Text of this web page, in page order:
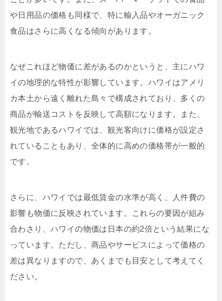
や日用品の価格も同様で、特に輸入品やオーガニック
食品はさらに高くなる傾向があります。
なぜこれほど物価に差があるのかというと、主にハワ
イの地理的な特性が影響しています。ハワイはアメリ
カ本土から遠く離れた島々で構成されており、多くの
商品が輸送コストを反映して高額になります。また、
観光地であるハワイでは、観光客向けに価格が設定さ
れていることもあり、全体的に高めの価格帯が一般的
です。
さらに、ハワイでは最低賃金の水準が高く、人件費の
影響も物価に反映されています。これらの要因が組み
合わさり、ハワイの物価は日本の約2倍という結果にな
っています。ただし、商品やサービスによって価格の
差は異なりますので、あくまでも目安として考えてく
ださい。